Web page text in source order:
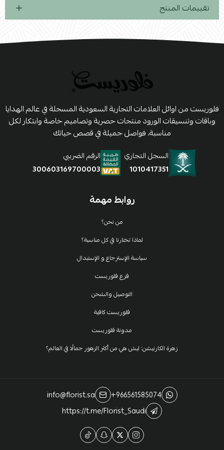
تقييمات المنتج
روابط مهمة
من نحن؟
لماذا تختارنا في كل مناسبة؟
سياسة الإسترجاع و الإستبدال
فرع فلوريست
التوصيل والشحن
فلوريست كافية
مدونة فلوريست
زهرة الكارنيشن: ليش هي من أكثر الزهور جمالًا في العالم؟
فلوريست من اوائل العلامات التجارية السعودية المسجلة في عالم الهدايا
وباقات وتنسيقات الورود منتجات حصرية وتصاميم خاصة وابتكار لكل
مناسبة، فواصل جميلة في قصص حياتك
السجل التجاري
1010417351
الرقم الضريبي
300603169700003
+966561585074
info@florist.sa
https://t.me/Florist_Saudi